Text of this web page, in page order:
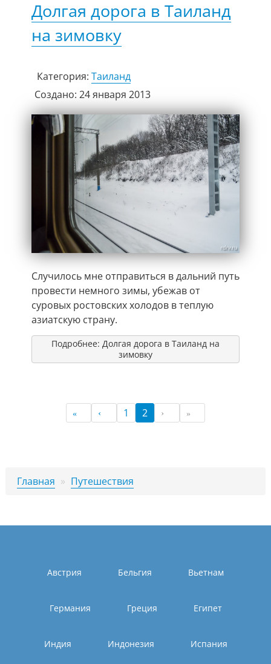
Долгая дорога в Таиланд
на зимовку
Категория: Таиланд
Создано: 24 января 2013
Случилось мне отправиться в дальний путь
провести немного зимы, убежав от
суровых ростовских холодов в теплую
азиатскую страну.
Подробнее: Долгая дорога в Таиланд на
зимовку
1 2
Главная » Путешествия
Австрия Бельгия Вьетнам
Германия Греция Египет
Индия Индонезия Испания